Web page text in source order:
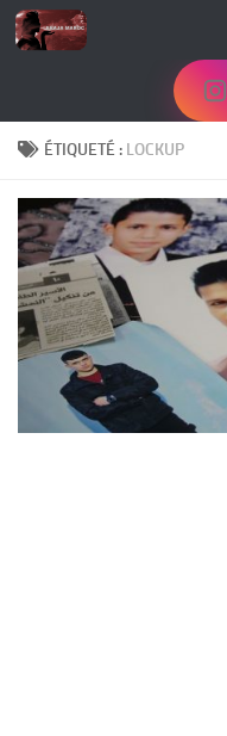
Skip to content
ÉTIQUETÉ : LOCKUP